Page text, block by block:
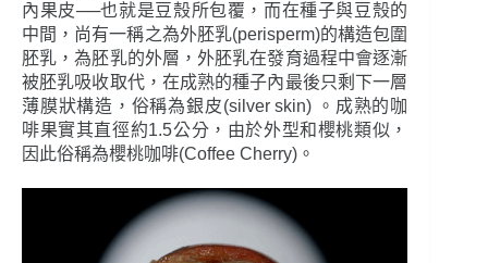
內果皮──也就是豆殼所包覆，而在種子與豆殼的
中間，尚有一稱之為外胚乳(perisperm)的構造包圍
胚乳，為胚乳的外層，外胚乳在發育過程中會逐漸
被胚乳吸收取代，在成熟的種子內最後只剩下一層
薄膜狀構造，俗稱為銀皮(silver skin) 。成熟的咖
啡果實其直徑約1.5公分，由於外型和櫻桃類似，
因此俗稱為櫻桃咖啡(Coffee Cherry)。